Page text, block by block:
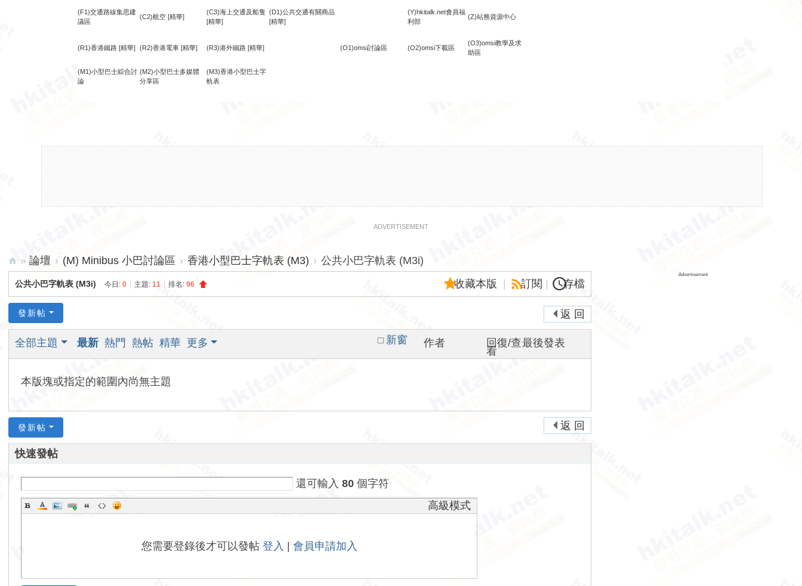
(F1)交通路線集思建
議區
(C2)航空 [精華]
(C3)海上交通及船隻
[精華]
(D1)公共交通有關商品
[精華]
(Y)hkitalk.net會員福
利部
(Z)站務資源中心
(R1)香港鐵路 [精華] (R2)香港電車 [精華] (R3)港外鐵路 [精華] (O1)omsi討論區 (O2)omsi下載區
(O3)omsi教學及求
助區
(M1)小型巴士綜合討
論
(M2)小型巴士多媒體
分享區
(M3)香港小型巴士字
軌表
ADVERTISEMENT
hk
ita
ne
通
訊
» 論壇 › (M) Minibus 小巴討論區 › 香港小型巴士字軌表 (M3) › 公共小巴字軌表 (M3i)
收藏本版
訂閱 存檔
公共小巴字軌表 (M3i) 今日:0 主題:11 排名:96
返 回
發新帖
新窗
全部主題 最新 熱門 熱帖 精華 更多 作者 回復/查
看
最後發表
本版塊或指定的範圍內尚無主題
返 回
發新帖
快速發帖
還可輸入80 個字符
高級模式
您需要登錄後才可以發帖 登入 會員申請加入
Advertisement